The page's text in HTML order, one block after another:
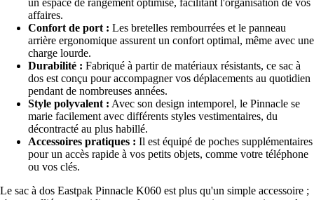
un espace de rangement optimisé, facilitant l'organisation de vos
affaires.
Confort de port : Les bretelles rembourrées et le panneau
arrière ergonomique assurent un confort optimal, même avec une
charge lourde.
Durabilité : Fabriqué à partir de matériaux résistants, ce sac à
dos est conçu pour accompagner vos déplacements au quotidien
pendant de nombreuses années.
Style polyvalent : Avec son design intemporel, le Pinnacle se
marie facilement avec différents styles vestimentaires, du
décontracté au plus habillé.
Accessoires pratiques : Il est équipé de poches supplémentaires
pour un accès rapide à vos petits objets, comme votre téléphone
ou vos clés.
Le sac à dos Eastpak Pinnacle K060 est plus qu'un simple accessoire ;